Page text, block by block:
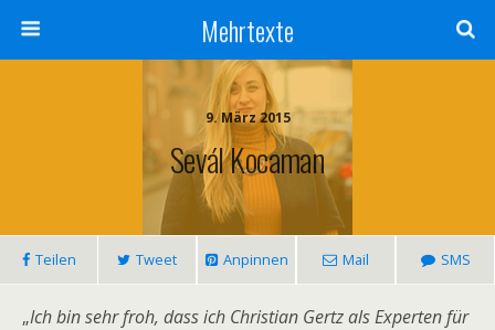
Mehrtexte
9. März 2015
Sevál Kocaman
Teilen Tweet Anpinnen Mail SMS
„Ich bin sehr froh, dass ich Christian Gertz als Experten für